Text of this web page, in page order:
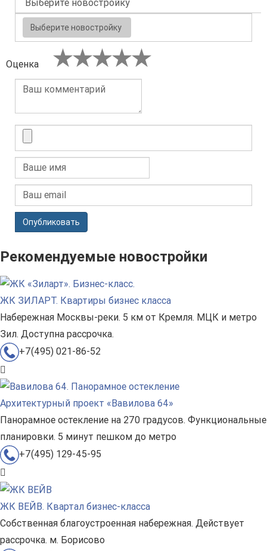
Выберите новостройку
Оценка
Опубликовать
Рекомендуемые новостройки
ЖК ЗИЛАРТ. Квартиры бизнес класса
Набережная Москвы-реки. 5 км от Кремля. МЦК и метро
Зил. Доступна рассрочка.
+7(495) 021-86-52
Архитектурный проект «Вавилова 64»
Панорамное остекление на 270 градусов. Функциональные
планировки. 5 минут пешком до метро
+7(495) 129-45-95
ЖК ВЕЙВ. Квартал бизнес-класса
Собственная благоустроенная набережная. Действует
рассрочка. м. Борисово